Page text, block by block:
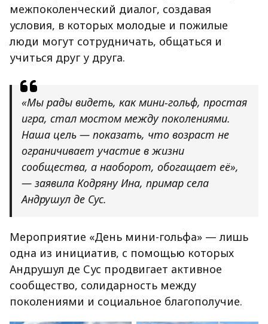
межпоколенческий диалог, создавая
условия, в которых молодые и пожилые
люди могут сотрудничать, общаться и
учиться друг у друга.
«Мы рады видеть, как мини-гольф, простая
игра, стал мостом между поколениями.
Наша цель — показать, что возраст не
ограничивает участие в жизни
сообщества, а наоборот, обогащает её»,
— заявила Кодряну Ина, примар села
Андрушул де Сус.
Мероприятие «День мини-гольфа» — лишь
одна из инициатив, с помощью которых
Андрушул де Сус продвигает активное
сообщество, солидарность между
поколениями и социальное благополучие.